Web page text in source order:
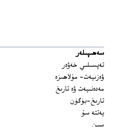
سەھىپىلەر
تەپسىلىي خەۋەر
ۋەزىيەت- مۇلاھىزە
مەدەنىيەت ۋە تارىخ
تارىخ-بۈگۈن
يەتتە سۇ